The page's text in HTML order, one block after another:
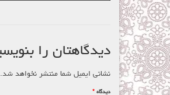
دیدگاهتان را
نشانی ایمیل شما منتشر نخواهد شد.
دیدگاه *